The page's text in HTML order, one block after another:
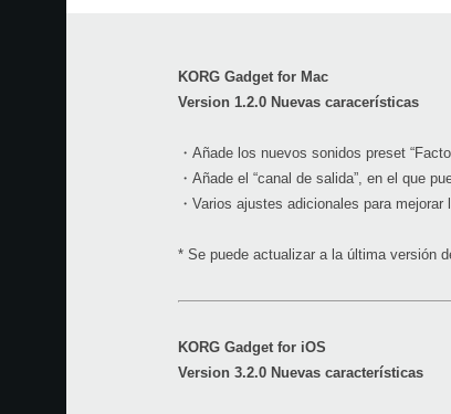
KORG Gadget for Mac
Version 1.2.0 Nuevas caracerísticas
・Añade los nuevos sonidos preset
・Añade el “canal de salida”, en el que
・Varios ajustes adicionales para
* Se puede actualizar a la última versión
KORG Gadget for iOS
Version 3.2.0 Nuevas características